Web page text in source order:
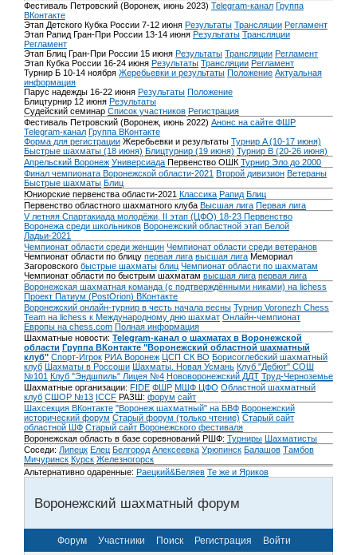
Фестиваль Петровский (Воронеж, июнь 2023) Telegram-канал Группа
ВКонтакте
Этап Детского Кубка России 7-12 июня Результаты Трансляции Регламент
Этап Рапид Гран-При России 13-14 июня Результаты Трансляции
Регламент
Этап Блиц Гран-При России 15 июня Результаты Трансляции Регламент
Этап Кубка России 16-24 июня Результаты Трансляции Регламент
Турнир Б 10-14 ноября Жеребьевки и результаты Положение Актуальная
информация
Парус надежды 16-22 июня Результаты Положение
Блицтурнир 12 июня Результаты
Судейский семинар Список участников Регистрация
Фестиваль Петровский (Воронеж, июнь 2022) Анонс на сайте ФШР
Telegram-канал Группа ВКонтакте
Форма для регистрации Жеребьевки и результаты Турнир A (10-17 июня)
Быстрые шахматы (18 июня) Блицтурнир (19 июня) Турнир B (20-26 июня)
Апрельский Воронеж Универсиада Первенство ОШК Турнир Эло до 2000
Финал чемпионата Воронежской области-2021 Второй дивизион Ветераны
Быстрые шахматы Блиц
Юниорские первенства области-2021 Классика Рапид Блиц
Первенство областного шахматного клуба Высшая лига Первая лига
V летняя Спартакиада молодёжи, II этап (ЦФО) 18-23 Первенство
Воронежа среди школьников Воронежский областной этап Белой
Ладьи-2021
Чемпионат области среди женщин Чемпионат области среди ветеранов
Чемпионат области по блицу первая лига высшая лига Мемориал
Загоровского быстрые шахматы блиц Чемпионат области по шахматам
Чемпионат области по быстрым шахматам высшая лига первая лига
Воронежская шахматная команда (с подтверждёнными никами) на lichess
Проект Патиум (PostOrion) ВКонтакте
Воронежский онлайн-турнир в честь начала весны Турнир Voronezh Chess
Team на lichess к Международному дню шахмат Онлайн-чемпионат
Европы на chess.com Полная информация
Шахматные новости: Telegram-канал о шахматах в Воронежской
области Группа ВКонтакте "Воронежский областной шахматный
клуб" Спорт-Игрок РИА Воронеж ЦСП СК ВО Борисоглебский шахматный
клуб Шахматы в Россоши Шахматы. Новая Усмань Клуб "Дебют" СОШ
№101 Клуб "Эндшпиль" Лицея №4 Нововоронежский ДДТ Труд-Черноземье
Шахматные организации: FIDE ФШР МШФ ЦФО Областной шахматный
клуб СШОР №13 ICCF РАЗШ: форум сайт
Шахсекция ВКонтакте "Воронеж шахматный" на БВФ Воронежский
исторический форум Cтарый форум (только чтение) Старый сайт
областной ШФ Старый сайт Воронежского фестиваля
Воронежская область в базе соревнований РШФ: Турниры Шахматисты
Соседи: Липецк Елец Белгород Алексеевка Урюпинск Балашов Тамбов
Мичуринск Курск Железногорск
Альтернативно одаренные: Раецкий&Беляев Те же и Яриков
Воронежский шахматный форум
Форум Участники Поиск Регистрация Войти